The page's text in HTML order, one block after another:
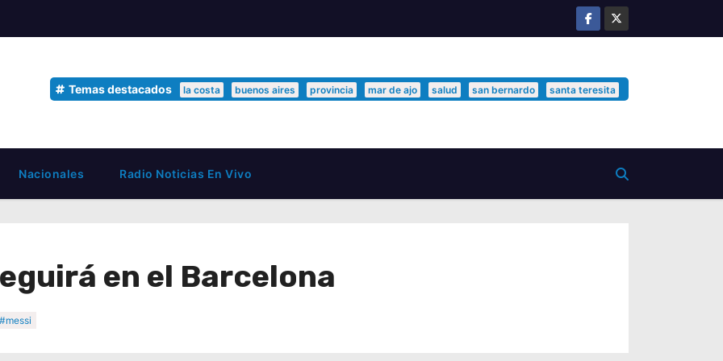
Temas destacados la costa buenos aires provincia mar de ajo salud san bernardo santa teresita
Nacionales Radio Noticias En Vivo
en el Barcelona
#messi